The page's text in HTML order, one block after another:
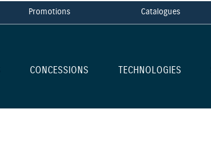
Promotions Catalogues
CONCESSIONS TECHNOLOGIES